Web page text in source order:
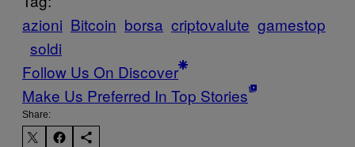
azioni Bitcoin borsa criptovalute gamestop
soldi
Follow Us On Discover
Make Us Preferred In Top Stories
Share: